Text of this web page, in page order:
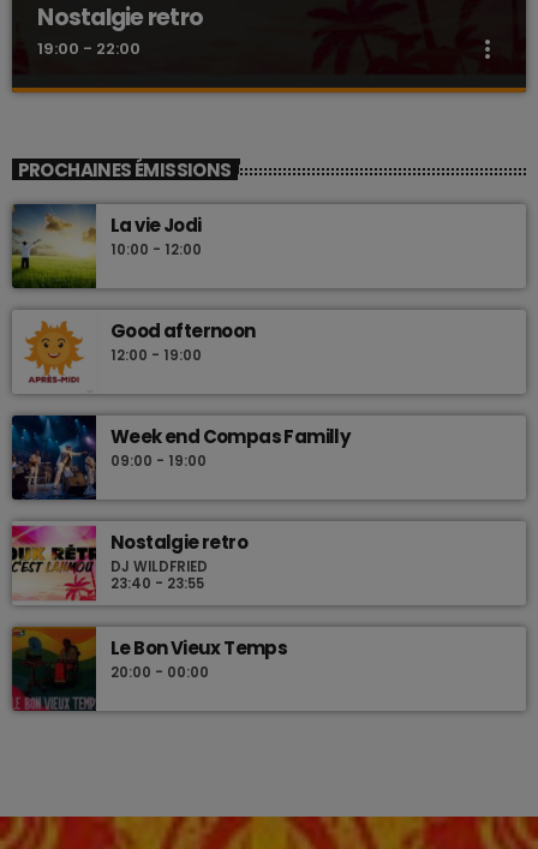
Nostalgie retro
19:00 - 22:00 more_vert
Dj Wildfried
Les plus beaux Zouk des années 80
PROCHAINES ÉMISSIONS
La vie Jodi
10:00 - 12:00
Good afternoon
12:00 - 19:00
Week end Compas Familly
09:00 - 19:00
Nostalgie retro
DJ WILDFRIED
23:40 - 23:55
Le Bon Vieux Temps
20:00 - 00:00